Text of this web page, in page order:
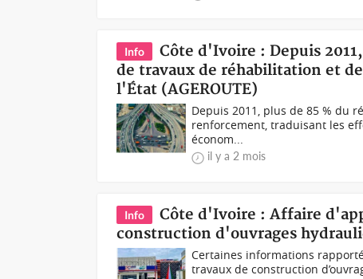
Info
Côte d'Ivoire : Depuis
de travaux de réhabilitation et
l'État (AGEROUTE)
Depuis 2011, plus de 85 % du
renforcement, traduisant les
économ...
il y a 2 mois
Info
Côte d'Ivoire : Affaire
construction d'ouvrages
Certaines informations
travaux de construction